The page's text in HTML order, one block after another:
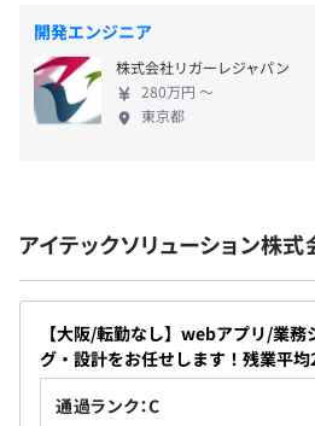
平均5名～10名で開発を行ってお
1プロジェクトの単位期間は年単
■派遣勤務手当（1万円～）
■役職手当（0.7万円～）
■家族手当（配偶者１万円・子
■交通費（上限3.5万円)
各種社会保険完備（労災・雇用・
開発エンジニア
株式会社リガーレジャパン
280万円 〜
東京都
アイテックソリューション株
【大阪/転勤なし】webアプリ/業
グ・設計をお任せします！残業平
通過ランク：C